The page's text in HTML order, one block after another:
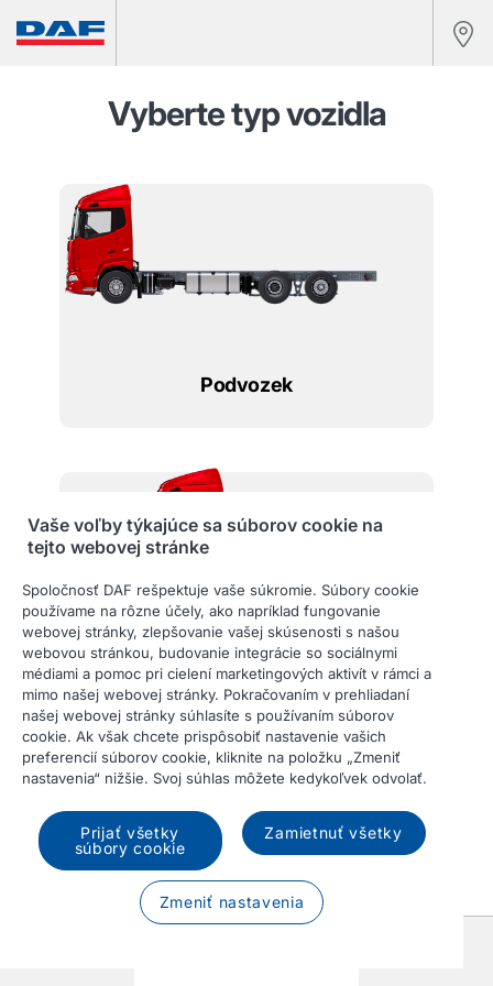
Vyberte typ vozidla
Podvozek
Tahač
Vaše voľby týkajúce sa súborov cookie na
tejto webovej stránke
Spoločnosť DAF rešpektuje vaše súkromie. Súbory cookie
používame na rôzne účely, ako napríklad fungovanie
webovej stránky, zlepšovanie vašej skúsenosti s našou
webovou stránkou, budovanie integrácie so sociálnymi
médiami a pomoc pri cielení marketingových aktivít v rámci a
mimo našej webovej stránky. Pokračovaním v prehliadaní
našej webovej stránky súhlasíte s používaním súborov
cookie. Ak však chcete prispôsobiť nastavenie vašich
preferencií súborov cookie, kliknite na položku „Zmeniť
nastavenia“ nižšie. Svoj súhlas môžete kedykoľvek odvolať.
Prijať všetky
súbory cookie
Zamietnuť všetky
Zmeniť nastavenia